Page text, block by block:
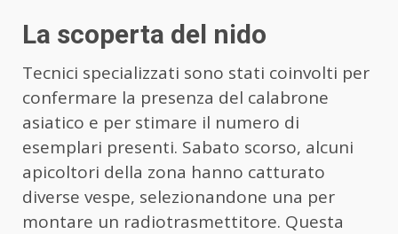
La scoperta del nido
Tecnici specializzati sono stati coinvolti per
confermare la presenza del calabrone
asiatico e per stimare il numero di
esemplari presenti. Sabato scorso, alcuni
apicoltori della zona hanno catturato
diverse vespe, selezionandone una per
montare un radiotrasmettitore. Questa